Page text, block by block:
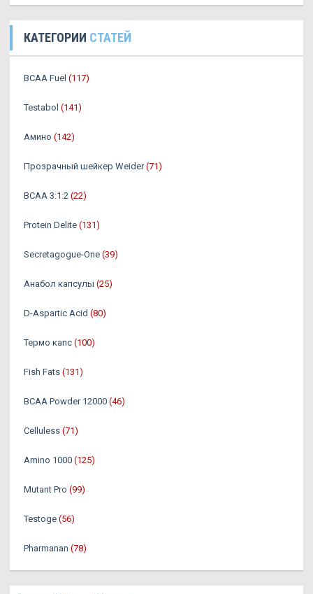
КАТЕГОРИИ СТАТЕЙ
BCAA Fuel (117)
Testabol (141)
Амино (142)
Прозрачный шейкер Weider (71)
BCAA 3:1:2 (22)
Protein Delite (131)
Secretagogue-One (39)
Анабол капсулы (25)
D-Aspartic Acid (80)
Термо капс (100)
Fish Fats (131)
BCAA Powder 12000 (46)
Celluless (71)
Amino 1000 (125)
Mutant Pro (99)
Testoge (56)
Pharmanan (78)